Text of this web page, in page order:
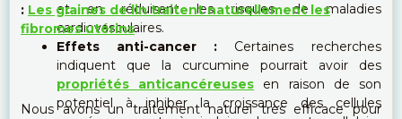
et en réduisant les risques de maladies
cardiovasculaires.
Effets anti-cancer : Certaines recherches
indiquent que la curcumine pourrait avoir des
propriétés anticancéreuses en raison de son
potentiel à inhiber la croissance des cellules
: Les graines de lin traitent naturellement les
fibromes utérins
Nous avons un traitement naturel très efficace pour